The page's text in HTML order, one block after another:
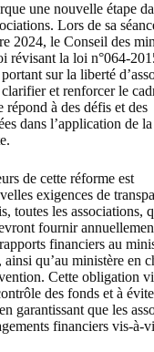
une nouvelle étape
Lors de sa
2024, le Conseil des
révisant la loi n°064-
sur la liberté
et renforcer le
répond à des défis et des
dans l’application de la
de cette réforme est
exigences de
toutes les associations,
fournir
financiers au
, ainsi qu’au ministère en
Cette obligation
des fonds et à
garantissant que les
financiers vis-à-